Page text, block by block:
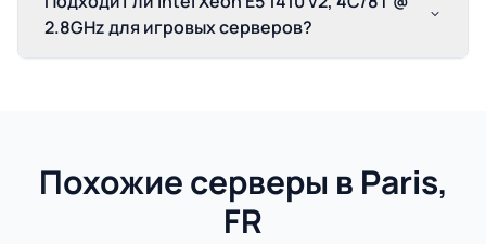
2.8GHz для игровых серверов?
Похожие серверы в Paris,
FR